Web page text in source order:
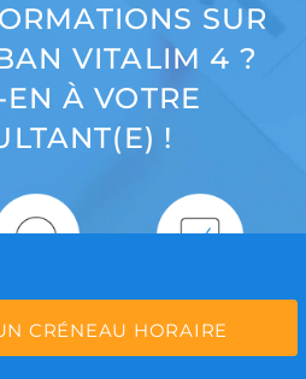
SUR
VITALIM 4 ?
À VOTRE
!
CRÉNEAU HORAIRE